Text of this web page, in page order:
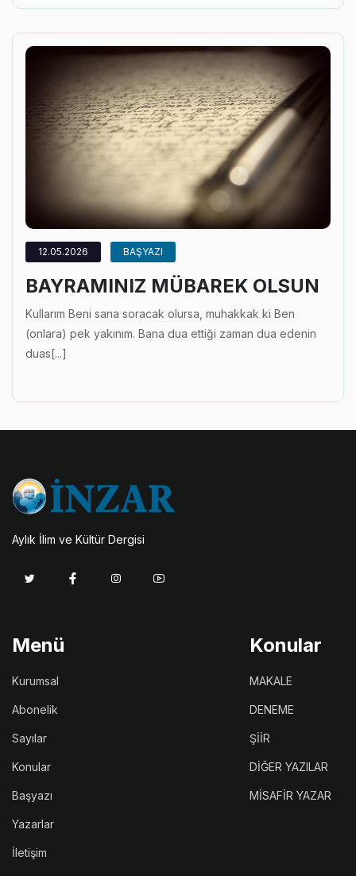
12.05.2026 BAŞYAZI
BAYRAMINIZ MÜBAREK OLSUN
Kullarım Beni sana soracak olursa, muhakkak ki Ben
(onlara) pek yakınım. Bana dua ettiği zaman dua edenin
duas[...]
Aylık İlim ve Kültür Dergisi
Menü
Kurumsal
Abonelik
Sayılar
Konular
Başyazı
Yazarlar
İletişim
Konular
MAKALE
DENEME
ŞİİR
DİĞER YAZILAR
MİSAFİR YAZAR